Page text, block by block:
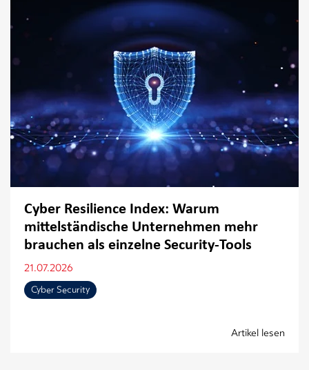
Cyber Resilience Index: Warum
mittelständische Unternehmen mehr
brauchen als einzelne Security-Tools
21.07.2026
Cyber Security
Artikel lesen